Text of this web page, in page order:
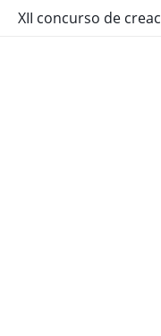
XII concurso de